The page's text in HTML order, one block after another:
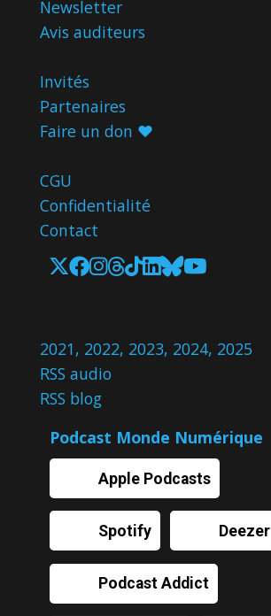
Newsletter
Avis auditeurs
Invités
Partenaires
Faire un don ♥️
CGU
Confidentialité
Contact
2021, 2022, 2023, 2024, 2025
RSS audio
RSS blog
Podcast Monde Numérique
Apple Podcasts
Spotify Deezer
Podcast Addict